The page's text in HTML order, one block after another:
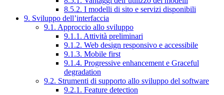
8.5.2. I modelli di sito e servizi disponibili
9. Sviluppo dell’interfaccia
9.1. Approccio allo sviluppo
9.1.1. Attività preliminari
9.1.2. Web design responsivo e accessibile
9.1.3. Mobile first
9.1.4. Progressive enhancement e Graceful
degradation
9.2. Strumenti di supporto allo sviluppo del software
9.2.1. Feature detection